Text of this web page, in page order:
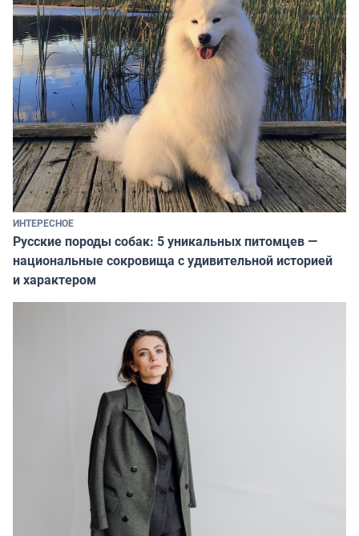
ИНТЕРЕСНОЕ
Русские породы собак: 5 уникальных питомцев —
национальные сокровища с удивительной историей
и характером